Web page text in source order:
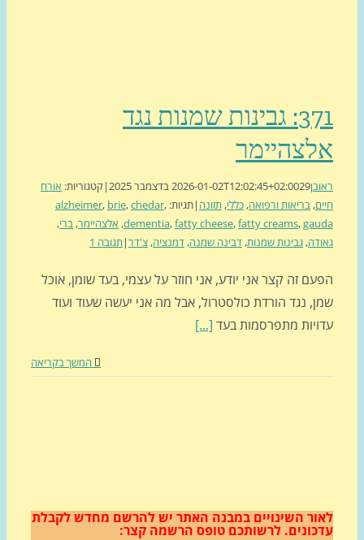
371: גבינות שמנות נגד
2026-01-02T12:02:45+02:00
|קטגוריות:אורח
בריאות ורפואה,כללי,תזונה|תגיות: alzheimer,brie ,chedar,
dementia,fatty cheese,fatty creams
,אלצהיימר ,ברי,
גבינות שמנות,דבינה שמנה,דמנציה,צ'דר|תגובה 1
זה קצר אני יודע, אני חוזר על עצמי, בעד שומן, אוכל
נגד הורדת כולסטרול, אבל מה אני יעשה שעוד ועוד
מתפרסמות בעד[...]
המשך בקריאה
השינויים במבנה האתריש להרשם מחדש לקבלת
לרשותכם טופס הרשמה קצר: